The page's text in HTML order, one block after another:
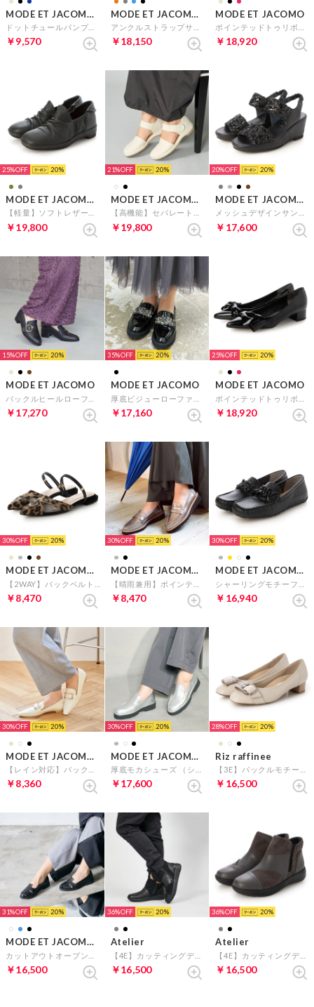
MODE ET JACOMO carino
￥9,570
MODE ET JACOMO D'ICI
￥18,150
MODE ET JACOMO
￥18,920
25% 20
MODE ET JACOMO D'ICI
￥19,800
21% 20
MODE ET JACOMO D'ICI
￥19,800
20% 20
MODE ET JACOMO D'ICI
￥17,600
15% 20
MODE ET JACOMO
￥17,270
35% 20
MODE ET JACOMO
￥17,160
25% 20
MODE ET JACOMO
￥18,920
30% 20
MODE ET JACOMO carino
￥8,470
30% 20
MODE ET JACOMO carino
￥8,470
30% 20
MODE ET JACOMO D'ICI
￥16,940
30% 20
MODE ET JACOMO carino
￥8,360
30% 20
MODE ET JACOMO D'ICI
￥17,600
28% 20
Riz raffinee
￥16,500
31% 20
MODE ET JACOMO D'ICI
￥16,500
36% 20
Atelier
￥16,500
36% 20
Atelier
￥16,500